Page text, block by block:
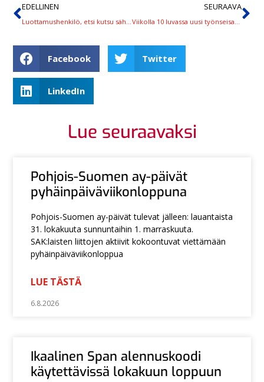
EDELLINEN SEURAAVA
Facebook Twitter
LinkedIn
Lue seuraavaksi
Pohjois-Suomen ay-päivät
pyhäinpäiväviikonloppuna
Pohjois-Suomen ay-päivät tulevat jälleen: lauantaista
31. lokakuuta sunnuntaihin 1. marraskuuta.
SAK:laisten liittojen aktiivit kokoontuvat viettämään
pyhäinpäiväviikonloppua
LUE TÄSTÄ
6.8.2026
Ikaalinen Span alennuskoodi
käytettävissä lokakuun loppuun